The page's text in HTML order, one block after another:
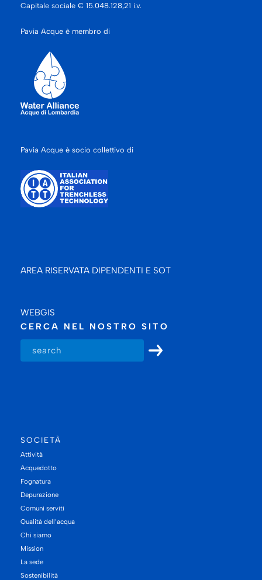
Capitale sociale € 15.048.128,21 i.v.
Pavia Acque è membro di
Pavia Acque è socio collettivo di
AREA RISERVATA DIPENDENTI E SOT
WEBGIS
CERCA NEL NOSTRO SITO
SOCIETÀ
Attività
Acquedotto
Fognatura
Depurazione
Comuni serviti
Qualità dell’acqua
Chi siamo
Mission
La sede
Sostenibilità